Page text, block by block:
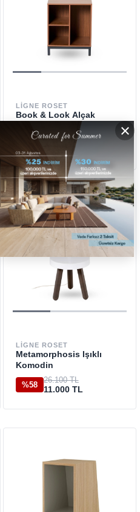
LIGNE ROSET
Book & Look Alçak
46.950 TL
25.650 TL
LIGNE ROSET
Metamorphosis Işıklı
Komodin
%58
26.100 TL
11.000 TL
×